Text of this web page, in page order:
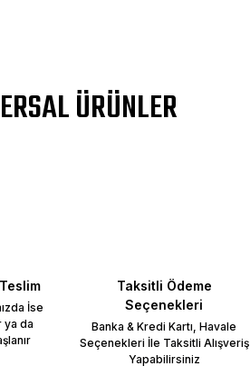
ÜRÜNLER
İse
ya da
Taksitli Ödeme
Seçenekleri
Banka & Kredi Kartı, Havale
Seçenekleri İle Taksitli Alışveriş
Yapabilirsiniz